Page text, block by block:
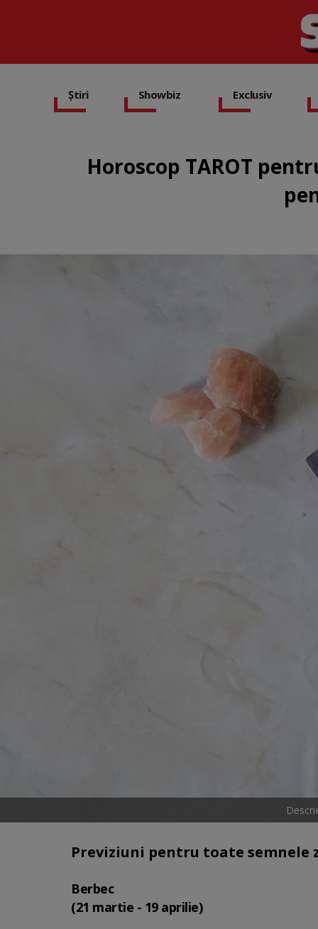
Știri Showbiz Exclusiv
Horoscop TAROT
Previziuni pentru toate semnele
Berbec
(21 martie - 19 aprilie)